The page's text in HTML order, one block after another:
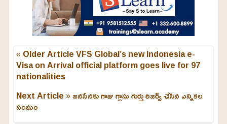
« Older ArticleVFS Global’s new Indonesia e-
Visa on Arrival official platform goes live for 97
nationalities
Next Article »జనసేనకు గాజు గ్లాసు గుర్తు రిజర్వ్ చేసిన ఎన్నికల
సంఘం